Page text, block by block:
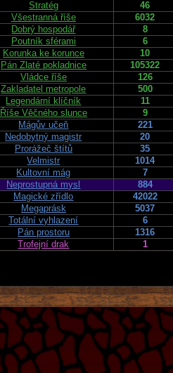
Stratég
46
Všestranná říše
6032
Dobrý hospodář
8
Poutník sférami
6
Korunka ke korunce
10
Pán Zlaté pokladnice
105322
Vládce říše
126
Zakladatel metropole
500
Legendární klíčník
11
Říše Věčného slunce
9
Mágův učeň
221
Nedobytný magistr
20
Prorážeč štítů
35
Velmistr
1014
Kultovní mág
7
Neprostupná mysl
884
Magické zřídlo
42022
Megaprásk
5037
Totální vyhlazení
6
Pán prostoru
1316
Trofejní drak 1